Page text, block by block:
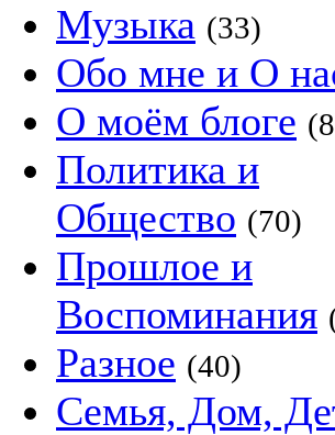
Музыка (33)
Обо мне и О
О моём блоге
Политика и
Общество (70)
Прошлое и
Воспоминания
Разное (40)
Семья, Дом,